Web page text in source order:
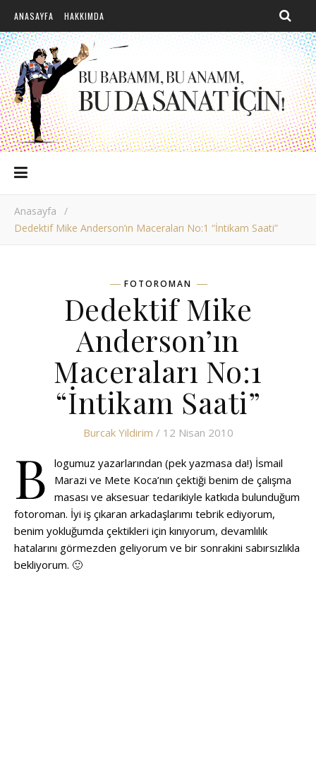
ANASAYFA HAKKIMDA
Anasayfa
/
Dedektif Mike Anderson’ın Maceraları No:1 “İntikam Saati”
FOTOROMAN
Dedektif Mike
Anderson’ın
Maceraları No:1
“İntikam Saati”
Burcak Yildirim / 12 Nisan 2010
B
logumuz yazarlarından (pek yazmasa da!) İsmail
Marazi ve Mete Koca’nın çektiği benim de çalışma
masası ve aksesuar tedarikiyle katkıda bulunduğum
fotoroman. İyi iş çıkaran arkadaşlarımı tebrik ediyorum,
benim yokluğumda çektikleri için kınıyorum, devamlılık
hatalarını görmezden geliyorum ve bir sonrakini sabırsızlıkla
bekliyorum. 🙂